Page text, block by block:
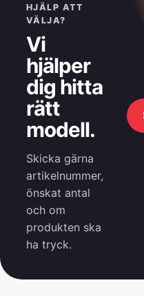
HJÄLP ATT
VÄLJA?
Vi
hjälper
dig hitta
rätt
modell.
Skicka gärna
artikelnummer,
önskat antal
och om
produkten ska
ha tryck.